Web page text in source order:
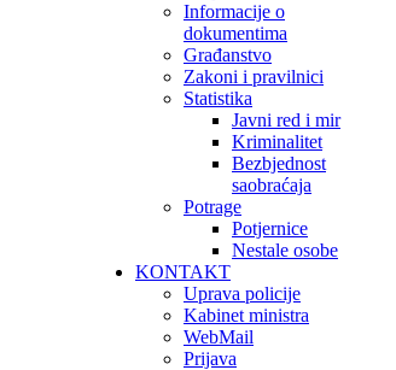
Informacije o
dokumentima
Građanstvo
Zakoni i pravilnici
Statistika
Javni red i mir
Kriminalitet
Bezbjednost
saobraćaja
Potrage
Potjernice
Nestale osobe
KONTAKT
Uprava policije
Kabinet ministra
WebMail
Prijava